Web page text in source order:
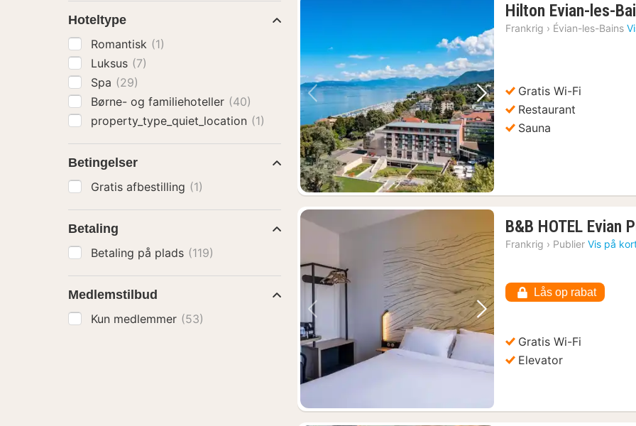
Forrige billede Næste billede
Hilton Evian-les-
Frankrig › Évian-les-Bains
Gratis Wi-Fi
Restaurant
Sauna
Forrige billede Næste billede
B&B HOTEL Evian
Frankrig › Publier Vis på
Lås op rabat
Gratis Wi-Fi
Elevator
Hoteltype
Romantisk (1)
Luksus (7)
Spa (29)
Børne- og familiehoteller (40)
property_type_quiet_location (1)
Betingelser
Gratis afbestilling (1)
Betaling
Betaling på plads (119)
Medlemstilbud
Kun medlemmer (53)